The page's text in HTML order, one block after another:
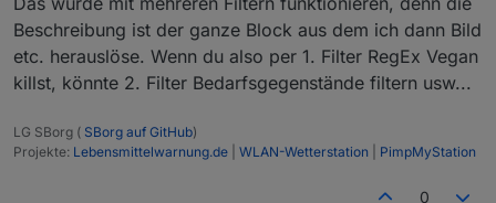
Beschreibung ist der ganze Block aus dem ich dann Bild
etc. herauslöse. Wenn du also per 1. Filter RegEx Vegan
killst, könnte 2. Filter Bedarfsgegenstände filtern usw...
LG SBorg ( SBorg auf GitHub)
Projekte: Lebensmittelwarnung.de WLAN-Wetterstation PimpMyStation
0